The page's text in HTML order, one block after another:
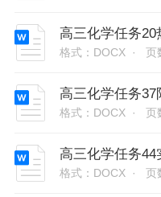
格式：DOCX · 页
格式：DOCX · 页
高三化学任务
格式：DOCX · 页